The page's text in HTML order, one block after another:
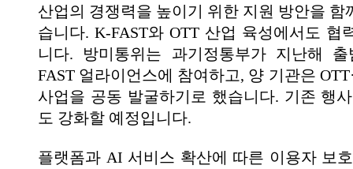
산업의 경쟁력을 높이기 위한 지원 방안을 함
습니다. K-FAST와 OTT 산업 육성에서도 협
니다. 방미통위는 과기정통부가 지난해
FAST 얼라이언스에 참여하고, 양 기관은
사업을 공동 발굴하기로 했습니다. 기존 행
도 강화할 예정입니다.
플랫폼과 AI 서비스 확산에 따른 이용자 보